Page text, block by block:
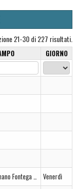
21-30 di 227 risultati.
GIORNO
Torri Arcugnano Fontega com.
Venerdì